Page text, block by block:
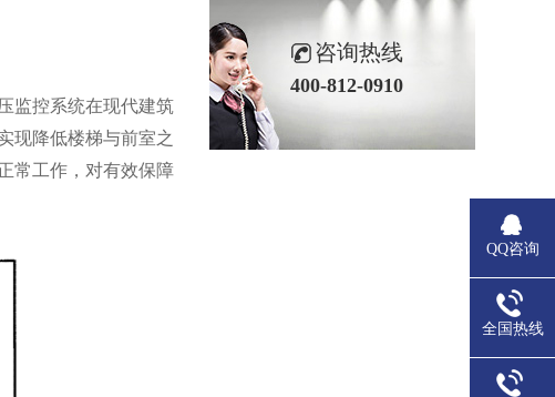
监控系统在现代建筑
现降低楼梯与前室之
常工作，对有效保障
咨询热线
400-812-0910
QQ咨询
全国热线